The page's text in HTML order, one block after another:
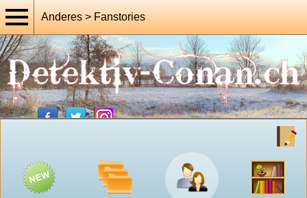
Anderes > Fanstories